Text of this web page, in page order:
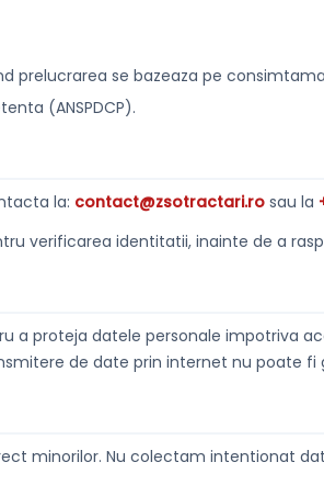
prelucrarea se bazeaza pe
(ANSPDCP).
la: contact@zsotractari.ro sau la
verificarea identitatii, inainte de a
a proteja datele personale impotriva
de date prin internet nu poate fi
minorilor. Nu colectam intentionat